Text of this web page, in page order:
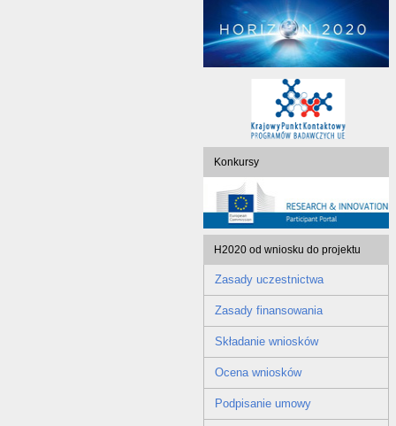
Konkursy
H2020 od wniosku do projektu
Zasady uczestnictwa
Zasady finansowania
Składanie wniosków
Ocena wniosków
Podpisanie umowy